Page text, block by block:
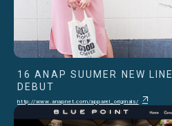
16 ANAP SUUMER NEW LINE
DEBUT
http://www.anapnet.com/apparel_originals/